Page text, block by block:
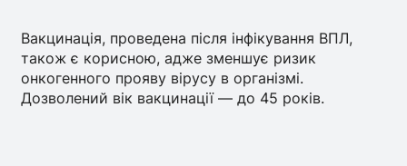
Вакцинація, проведена після інфікування ВПЛ,
також є корисною, адже зменшує ризик
онкогенного прояву вірусу в організмі.
Дозволений вік вакцинації — до 45 років.